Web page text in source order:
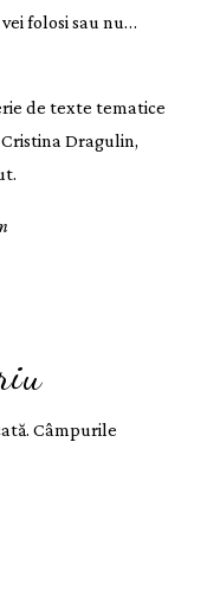
folosi sau nu…
de texte tematice
Dragulin,
Câmpurile